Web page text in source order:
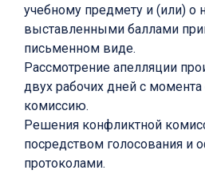
учебному предмету и (или) о
выставленными баллами
письменном виде.
Рассмотрение апелляции
двух рабочих дней с момента
комиссию.
Решения конфликтной
посредством голосования и
протоколами.